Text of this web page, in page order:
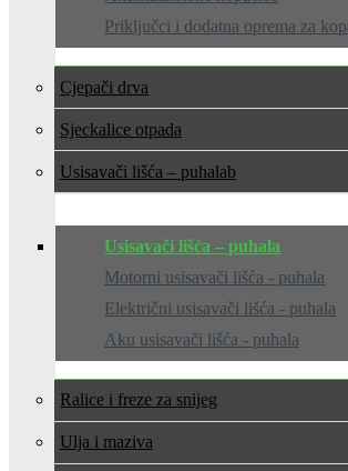
Priključci i dodatna oprema za
Cjepači drva
Sjeckalice otpada
Usisavači lišća – puhala
Usisavači lišća – puhala
Motorni usisavači lišća - puhala
Električni usisavači lišća - puhala
Aku usisavači lišća - puhala
Ralice i freze za snijeg
Ulja i maziva